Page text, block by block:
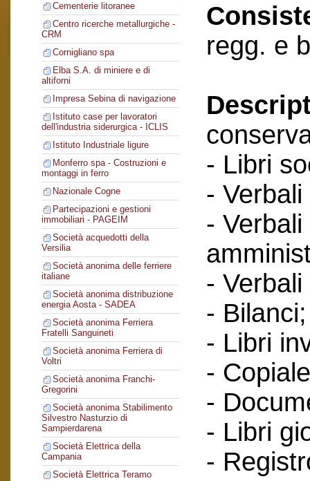
Cementerie litoranee
Centro ricerche metallurgiche -
CRM
Cornigliano spa
Elba S.A. di miniere e di
altiforni
Impresa Sebina di navigazione
Istituto case per lavoratori
dell'industria siderurgica - ICLIS
Istituto Industriale ligure
Monferro spa - Costruzioni e
montaggi in ferro
Nazionale Cogne
Partecipazioni e gestioni
immobiliari - PAGEIM
Società acquedotti della
Versilia
Società anonima delle ferriere
italiane
Società anonima distribuzione
energia Aosta - SADEA
Società anonima Ferriera
Fratelli Sanguineti
Società anonima Ferriera di
Voltri
Società anonima Franchi-
Gregorini
Società anonima Stabilimento
Silvestro Nasturzio di
Sampierdarena
Società Elettrica della
Campania
Società Elettrica Teramo
regg. e
- Libri
-
-
-
- Bilanci;
- Libri
-
-
- Libri
-